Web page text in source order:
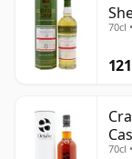
70cl
70cl